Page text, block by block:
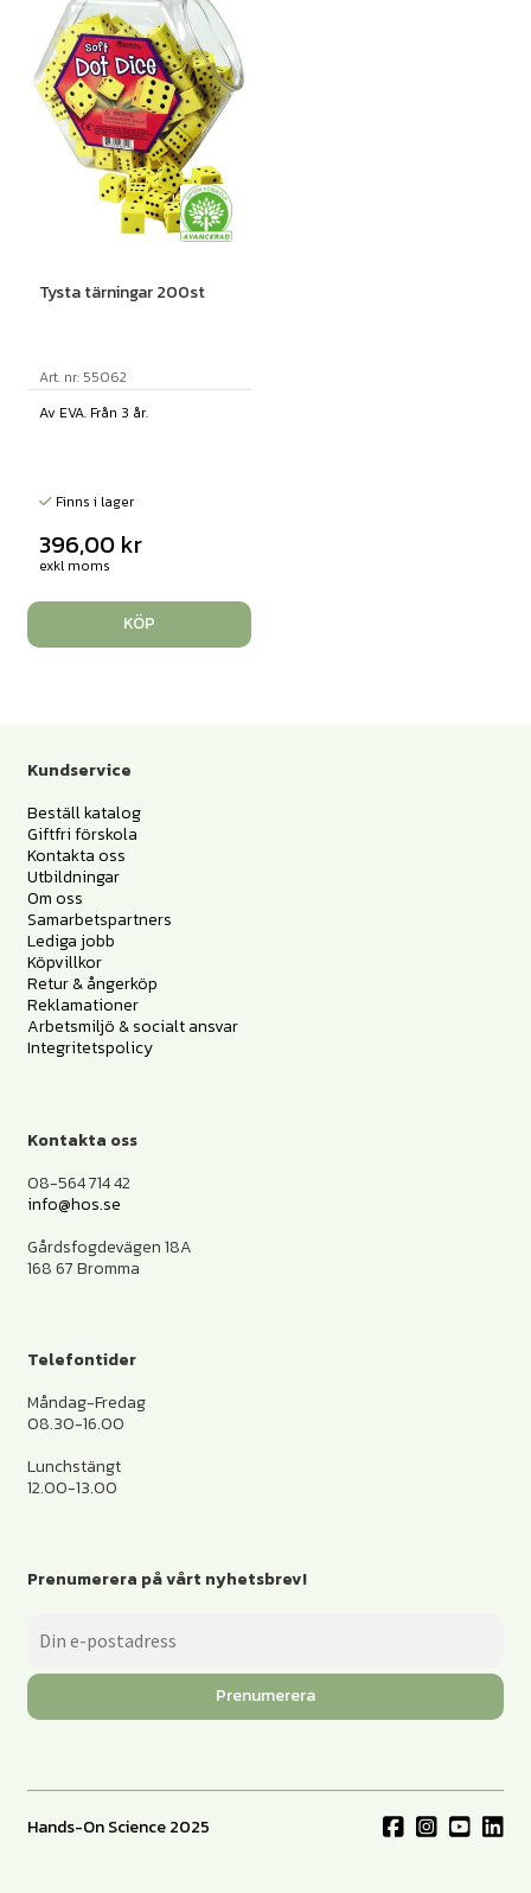
Tysta tärningar 200st
Art. nr: 55062
Av EVA. Från 3 år.
Finns i lager
396,00 kr
exkl moms
KÖP
Kundservice
Beställ katalog
Giftfri förskola
Kontakta oss
Utbildningar
Om oss
Samarbetspartners
Lediga jobb
Köpvillkor
Retur & ångerköp
Reklamationer
Arbetsmiljö & socialt ansvar
Integritetspolicy
Kontakta oss
08-564 714 42
info@hos.se
Gårdsfogdevägen 18A
168 67 Bromma
Telefontider
Måndag-Fredag
08.30-16.00
Lunchstängt
12.00-13.00
Prenumerera på vårt nyhetsbrev!
Prenumerera
Hands-On Science 2025